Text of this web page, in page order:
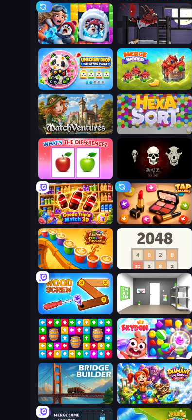
The Visitor
Captain Blast
Merge World
Unscrew Drop: Satisfying Puzzle
Hexa Sort
MatchVentures
What's The Difference?
Tap Gallery
Goods Triple Match 3D
2048
Coffee Color Blocks
Paint Room Escape
Wood Screw: Bolts Puzzle
Skydom
Tap Away Story
Diamant: Sky Stories Match 3
Bridge Builder